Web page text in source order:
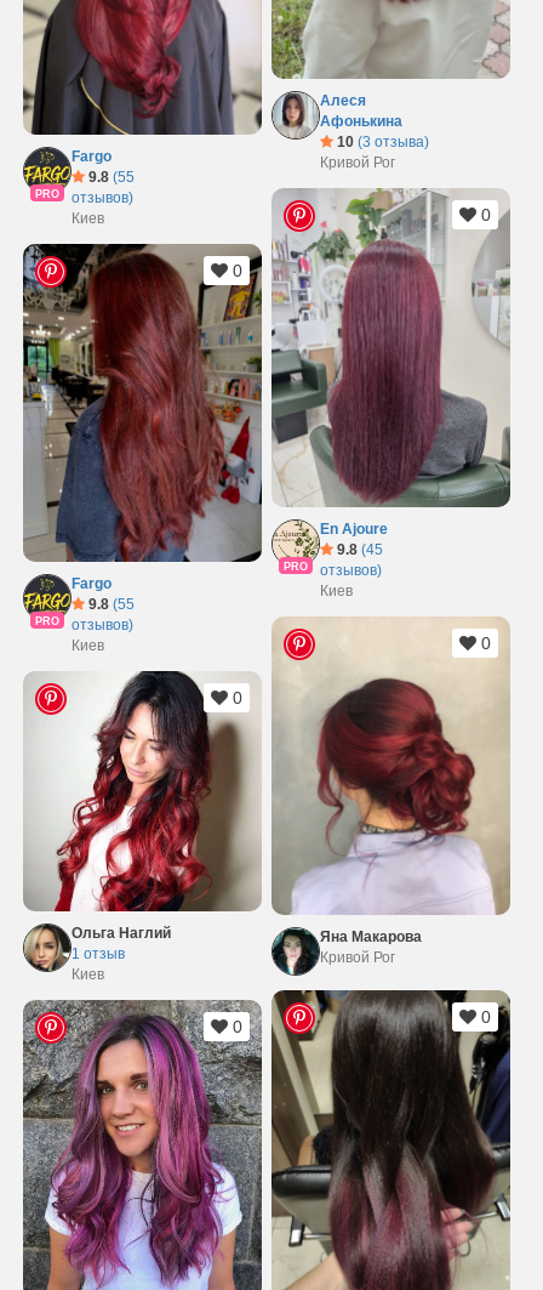
Алеся
Афонькина
10 (3 отзыва)
Кривой Рог
PRO
Fargo
9.8 (55
отзывов)
Киев
PRO
En Ajoure
9.8 (45
отзывов)
Киев
0
PRO
Fargo
9.8 (55
отзывов)
Киев
0
Яна Макарова
Кривой Рог
0
Ольга Наглий
1 отзыв
Киев
0
0
0